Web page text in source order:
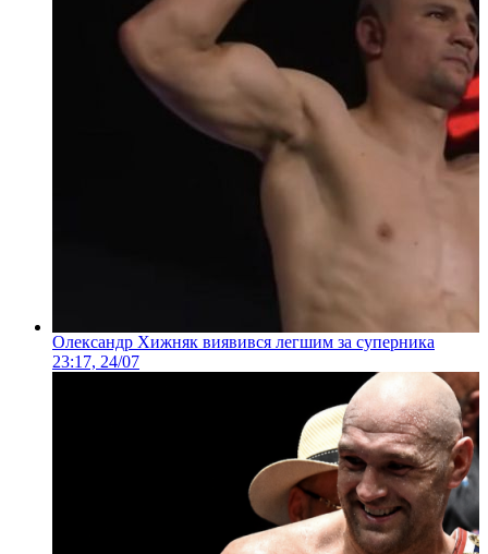
Олександр Хижняк виявився легшим за суперника
23:17, 24/07